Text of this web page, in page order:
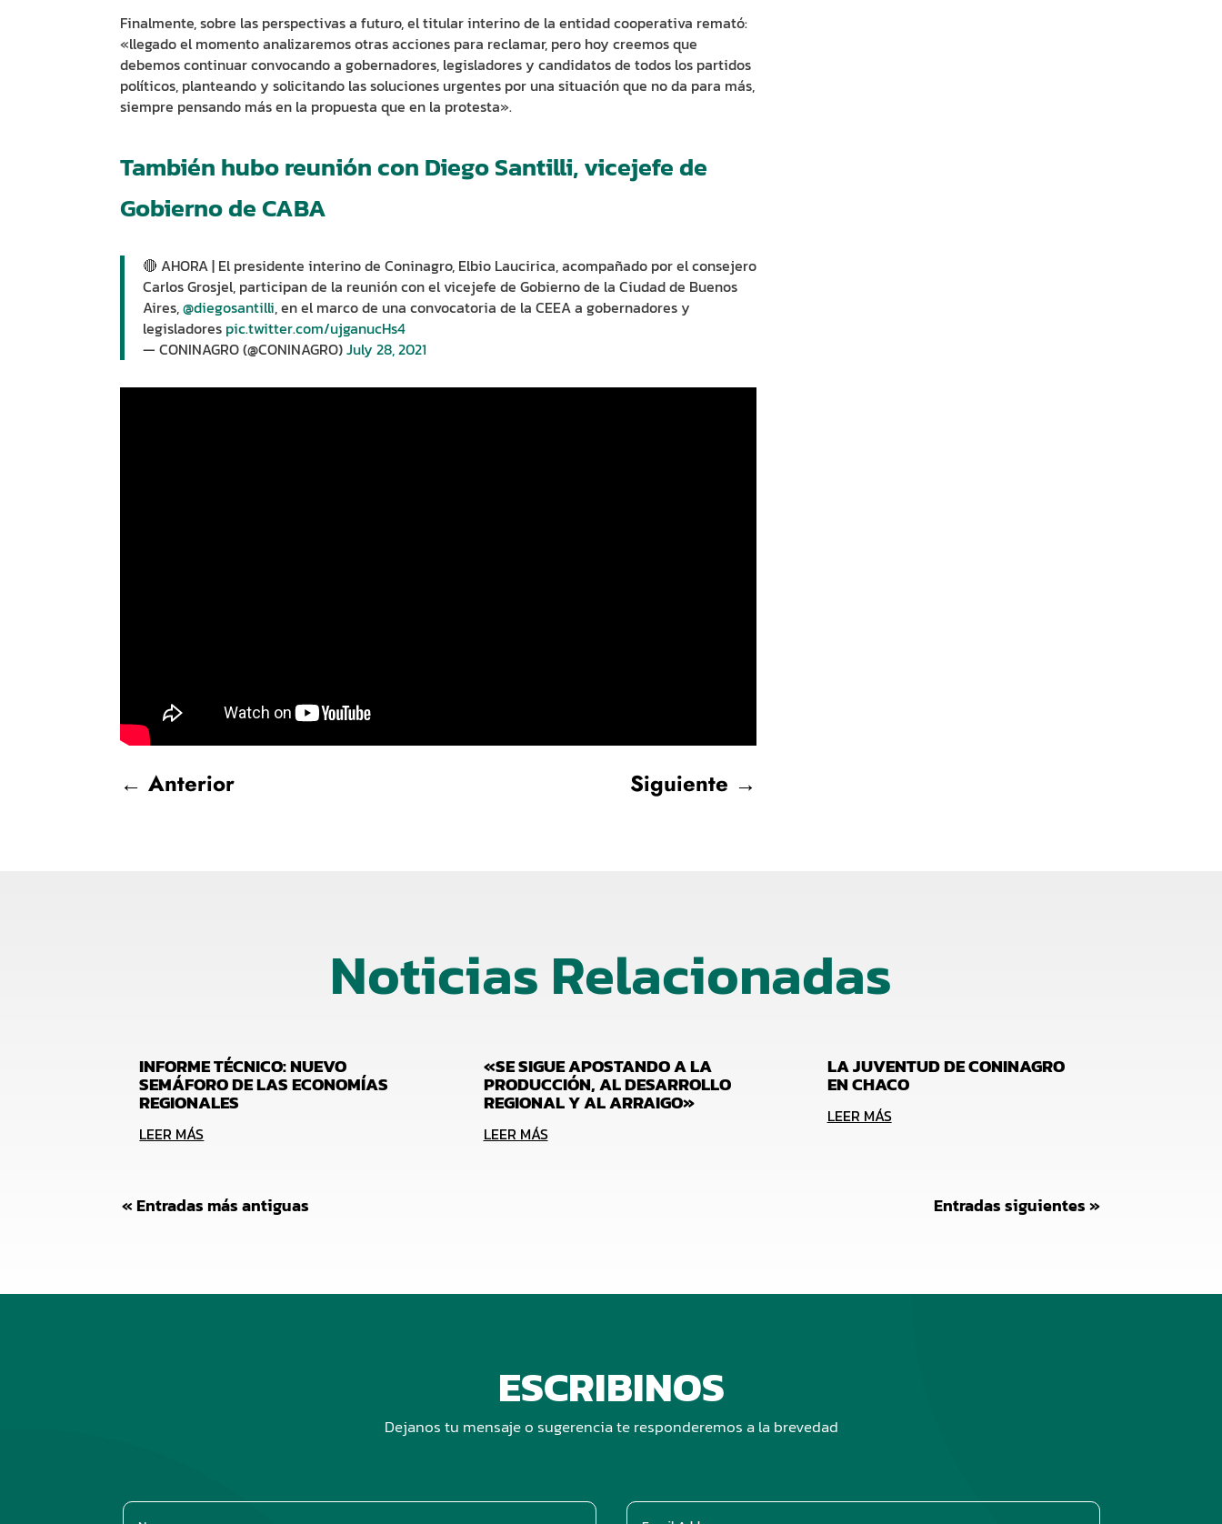
Finalmente, sobre las perspectivas a futuro, el titular interino de la entidad cooperativa remató:
«llegado el momento analizaremos otras acciones para reclamar, pero hoy creemos que
debemos continuar convocando a gobernadores, legisladores y candidatos de todos los partidos
políticos, planteando y solicitando las soluciones urgentes por una situación que no da para más,
siempre pensando más en la propuesta que en la protesta».
También hubo reunión con Diego Santilli, vicejefe de
Gobierno de CABA
🔴 AHORA | El presidente interino de Coninagro, Elbio Laucirica, acompañado por el consejero
Carlos Grosjel, participan de la reunión con el vicejefe de Gobierno de la Ciudad de Buenos
Aires,@diegosantilli, en el marco de una convocatoria de la CEEA a gobernadores y
legisladores pic.twitter.com/ujganucHs4
— CONINAGRO (@CONINAGRO)July 28, 2021
← Anterior Siguiente →
Noticias Relacionadas
INFORME TÉCNICO: NUEVO
SEMÁFORO DE LAS ECONOMÍAS
REGIONALES
LEER MÁS
«SE SIGUE APOSTANDO A LA
PRODUCCIÓN, AL DESARROLLO
REGIONAL Y AL ARRAIGO»
LEER MÁS
LA JUVENTUD DE CONINAGRO
EN CHACO
LEER MÁS
« Entradas más antiguas Entradas siguientes »
ESCRIBINOS
Dejanos tu mensaje o sugerencia te responderemos a la brevedad